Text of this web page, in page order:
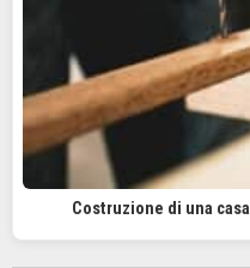
Costruzione di una